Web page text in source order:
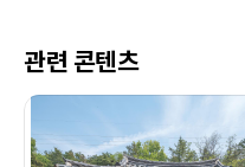
관련 콘텐츠